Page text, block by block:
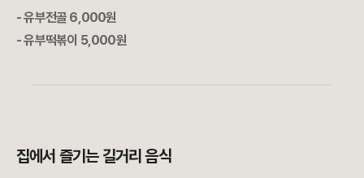
- 유부전골 6,000원
- 유부떡볶이 5,000원
집에서 즐기는 길거리 음식